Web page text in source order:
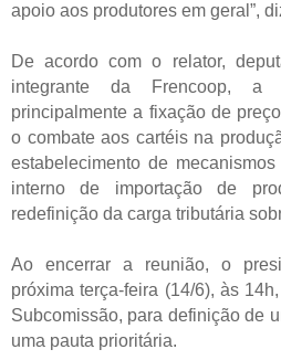
apoio aos produtores em geral”,
De acordo com o relator,
integrante da Frencoop, a
principalmente a fixação de
o combate aos cartéis na
estabelecimento de
interno de importação de
redefinição da carga tributária
Ao encerrar a reunião, o
próxima terça-feira (14/6), às
Subcomissão, para definição de
uma pauta prioritária.